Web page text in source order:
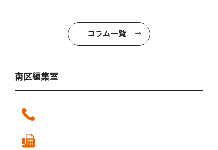
コラム一覧
南区編集室